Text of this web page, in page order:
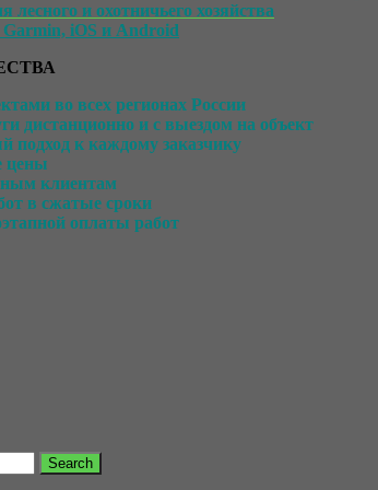
лесного и охотничьего хозяйства
iOS и Android
во всех регионах России
дистанционно и с выездом на объект
подход к каждому заказчику
цены
клиентам
в сжатые сроки
оплаты работ